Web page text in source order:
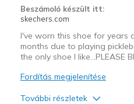
Sizing
Feels true
View On Shoes
Beszámoló készült itt:
skechers.com
I've worn this shoe for
months due to playing
the only shoe I like...PLEASE
Fordítás megjelenítése
További részletek